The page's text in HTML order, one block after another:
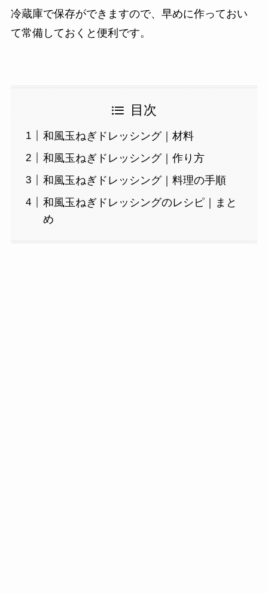
冷蔵庫で保存ができますので、早めに作っておい
て常備しておくと便利です。
目次
和風玉ねぎドレッシング｜材料
和風玉ねぎドレッシング｜作り方
和風玉ねぎドレッシング｜料理の手順
和風玉ねぎドレッシングのレシピ｜まと
め